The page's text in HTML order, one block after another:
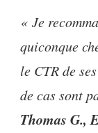
« Je
quiconque
le CTR de
de cas sont
Thomas G.,